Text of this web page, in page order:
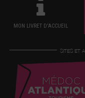
MON LIVRET D'ACCUEIL
SITES ET